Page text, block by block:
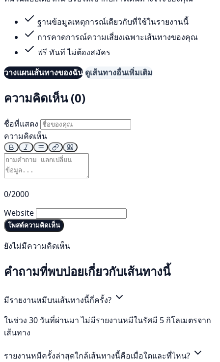
ฐานข้อมูลเหตุการณ์เดียวกับที่ใช้ในรายงานนี้
การคาดการณ์ความเสี่ยงเฉพาะเส้นทางของคุณ
ฟรี ทันที ไม่ต้องสมัคร
วางแผนเส้นทางของฉัน ดูเส้นทางอื่นเพิ่มเติม
ความคิดเห็น (0)
ชื่อที่แสดง
ความคิดเห็น
0/2000
Website
โพสต์ความคิดเห็น
ยังไม่มีความคิดเห็น
คำถามที่พบบ่อยเกี่ยวกับเส้นทางนี้
มีรายงานหมีบนเส้นทางนี้กี่ครั้ง?
ในช่วง 30 วันที่ผ่านมา ไม่มีรายงานหมีในรัศมี 5 กิโลเมตรจาก
เส้นทาง
รายงานหมีครั้งล่าสุดใกล้เส้นทางนี้คือเมื่อใดและที่ไหน?